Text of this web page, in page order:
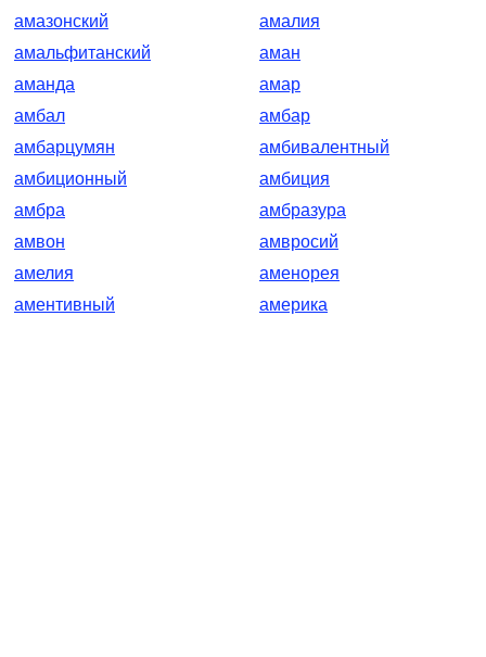
амазонский
амалия
амальфитанский
аман
аманда
амар
амбал
амбар
амбарцумян
амбивалентный
амбиционный
амбиция
амбра
амбразура
амвон
амвросий
амелия
аменорея
аментивный
америка